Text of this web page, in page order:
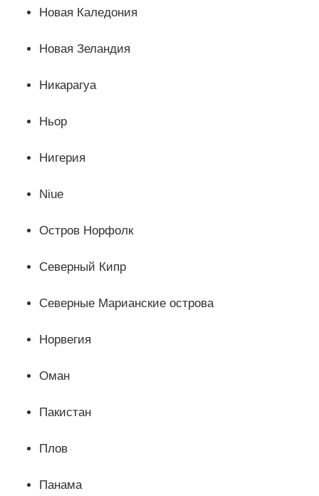
Новая Каледония
Новая Зеландия
Никарагуа
Ньор
Нигерия
Niue
Остров Норфолк
Северный Кипр
Северные Марианские острова
Норвегия
Оман
Пакистан
Плов
Панама